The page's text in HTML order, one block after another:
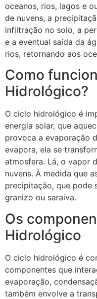
oceanos, rios, lagos e
de nuvens, a
infiltração no solo, a
e a eventual saída da
rios, retornando aos
Como
Hidrológico?
O ciclo hidrológico é
energia solar, que
provoca a evaporação
evapora, ela se
atmosfera. Lá, o vapor
nuvens. À medida que
precipitação, que pode
granizo ou saraiva.
Os
Hidrológico
O ciclo hidrológico é
componentes que
evaporação,
também envolve a